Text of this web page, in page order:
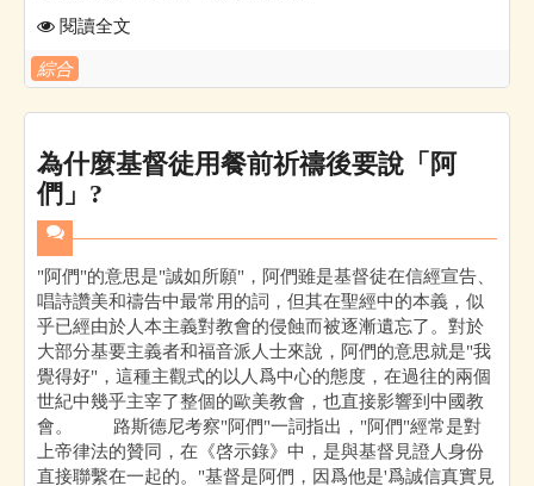
閱讀全文
綜合
為什麼基督徒用餐前祈禱後要說「阿
們」?
"阿們"的意思是"誠如所願"，阿們雖是基督徒在信經宣告、
唱詩讚美和禱告中最常用的詞，但其在聖經中的本義，似
乎已經由於人本主義對教會的侵蝕而被逐漸遺忘了。對於
大部分基要主義者和福音派人士來說，阿們的意思就是"我
覺得好"，這種主觀式的以人爲中心的態度，在過往的兩個
世紀中幾乎主宰了整個的歐美教會，也直接影響到中國教
會。 路斯德尼考察"阿們"一詞指出，"阿們"經常是對
上帝律法的贊同，在《啓示錄》中，是與基督見證人身份
直接聯繫在一起的。"基督是阿們，因爲他是'爲誠信真實見